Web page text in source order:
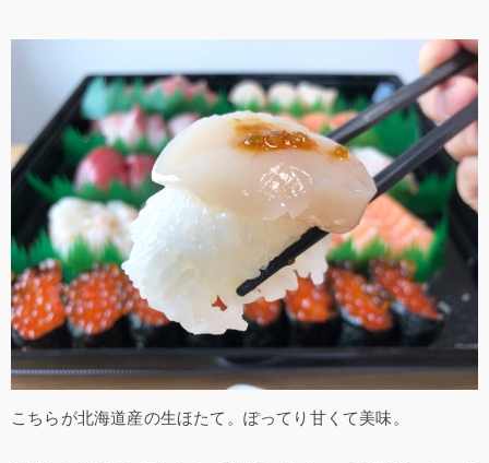
こちらが北海道産の生ほたて。ぽってり甘くて美味。